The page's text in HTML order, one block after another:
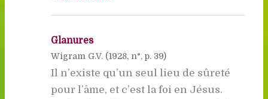
Glanures
Wigram G.V. (1928, n°, p. 39)
Il n’existe qu’un seul lieu de sûreté
pour l’âme, et c’est la foi en Jésus.